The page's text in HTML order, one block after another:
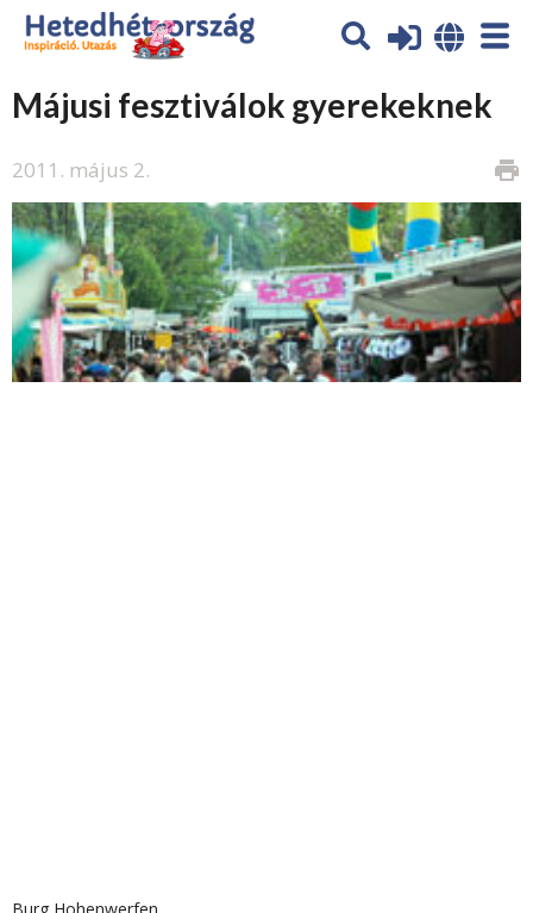
Májusi fesztiválok gyerekeknek
2011. május 2. print